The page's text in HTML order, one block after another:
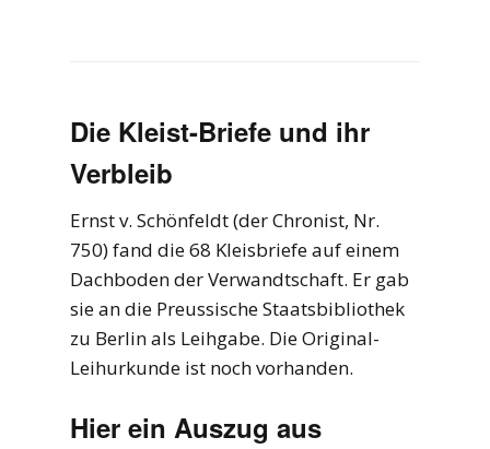
Die Kleist-Briefe und ihr
Verbleib
Ernst v. Schönfeldt (der Chronist, Nr.
750) fand die 68 Kleisbriefe auf einem
Dachboden der Verwandtschaft. Er gab
sie an die Preussische Staatsbibliothek
zu Berlin als Leihgabe. Die Original-
Leihurkunde ist noch vorhanden.
Hier ein Auszug aus